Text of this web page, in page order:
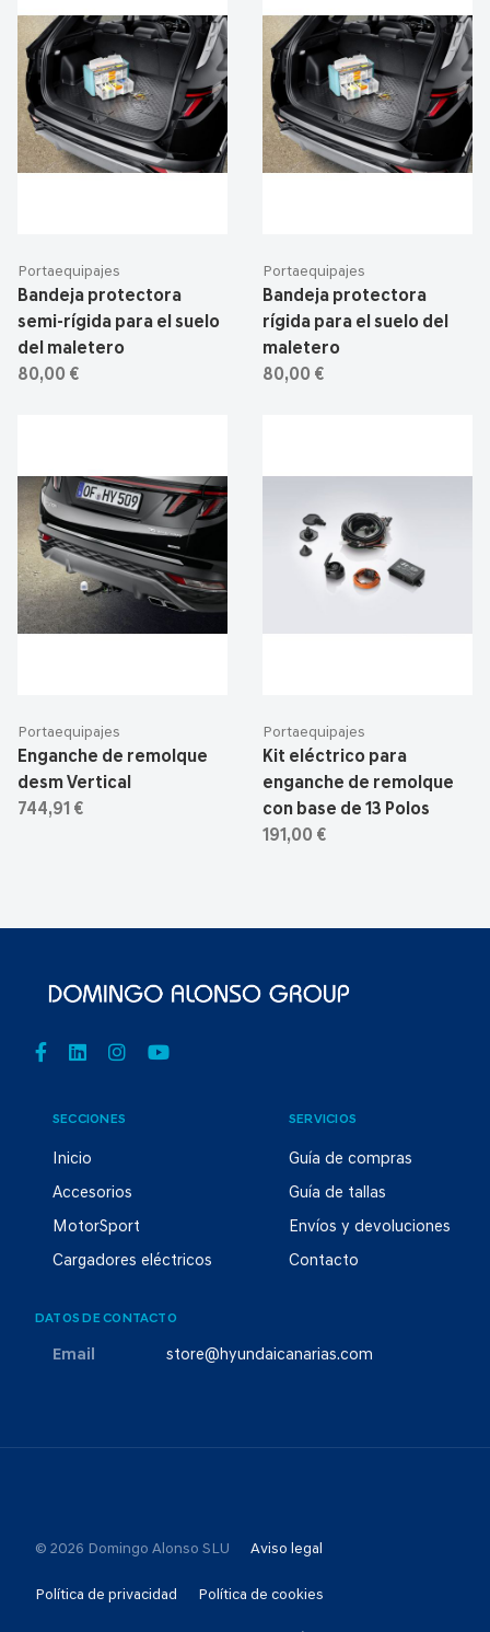
Portaequipajes
Bandeja protectora
semi-rígida para el suelo
del maletero
80,00 €
Portaequipajes
Bandeja protectora
rígida para el suelo del
maletero
80,00 €
Portaequipajes
Enganche de remolque
desm Vertical
744,91 €
Portaequipajes
Kit eléctrico para
enganche de remolque
con base de 13 Polos
191,00 €
SECCIONES
Inicio
Accesorios
MotorSport
Cargadores eléctricos
SERVICIOS
Guía de compras
Guía de tallas
Envíos y devoluciones
Contacto
DATOS DE CONTACTO
Email store@hyundaicanarias.com
© 2026 Domingo Alonso SLU Aviso legal
Política de privacidad Política de cookies